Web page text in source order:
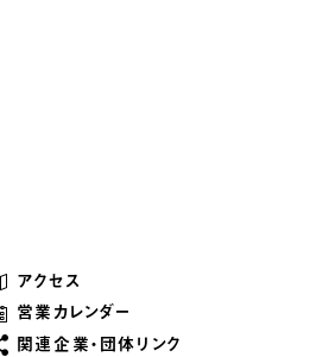
アクセス
営業カレンダー
関連企業・団体リンク